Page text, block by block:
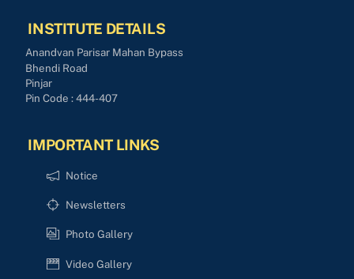
INSTITUTE DETAILS
Anandvan Parisar Mahan Bypass
Bhendi Road
Pinjar
Pin Code : 444-407
IMPORTANT LINKS
Notice
Newsletters
Photo Gallery
Video Gallery